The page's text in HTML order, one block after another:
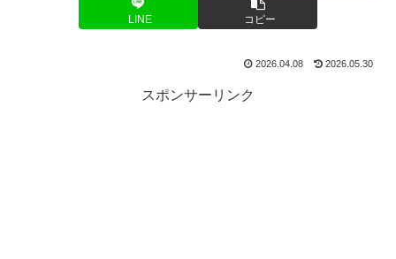
LINE コピー
2026.04.08 2026.05.30
スポンサーリンク